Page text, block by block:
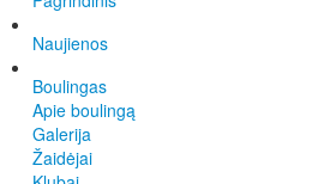
Naujienos
Boulingas
Apie boulingą
Galerija
Žaidėjai